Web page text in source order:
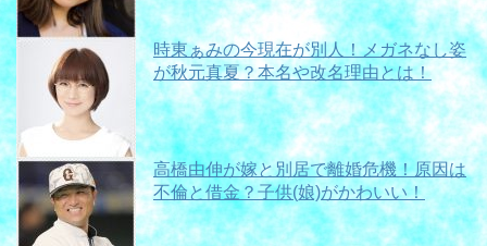
時東ぁみの今現在が別人！メガネなし姿
が秋元真夏？本名や改名理由とは！
高橋由伸が嫁と別居で離婚危機！原因は
不倫と借金？子供(娘)がかわいい！